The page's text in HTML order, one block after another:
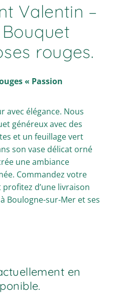
Valentin –
rouges.
« Passion
avec élégance. Nous
généreux avec des
et un feuillage vert
son vase délicat orné
une ambiance
Commandez votre
d’une livraison
Boulogne-sur-Mer et ses
en